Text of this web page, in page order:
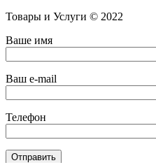
Товары и Услуги © 2022
Ваше имя
Ваш e-mail
Телефон